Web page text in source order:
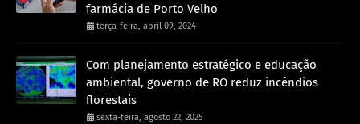
farmácia de Porto Velho
terça-feira, abril 09, 2024
Com planejamento estratégico e educação
ambiental, governo de RO reduz incêndios
florestais
sexta-feira, agosto 22, 2025